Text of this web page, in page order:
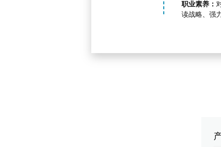
职业素养：
读战略、强